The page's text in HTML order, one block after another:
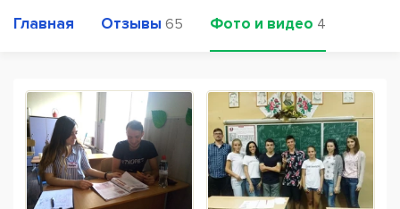
Главная Отзывы 65 Фото и видео 4